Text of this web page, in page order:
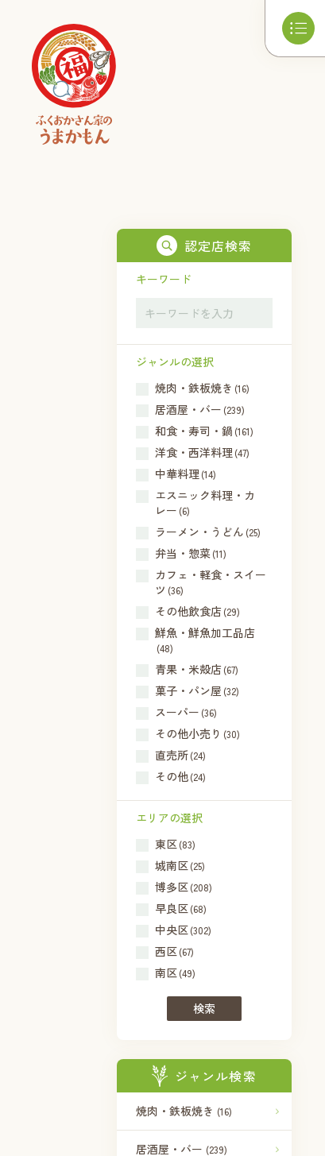
認定店検索
キーワード
ジャンルの選択
焼肉・鉄板焼き (16)
居酒屋・バー (239)
和食・寿司・鍋 (161)
洋食・西洋料理 (47)
中華料理 (14)
エスニック料理・カ
レー (6)
ラーメン・うどん (25)
弁当・惣菜(11)
カフェ・軽食・スイー
ツ (36)
その他飲食店(29)
鮮魚・鮮魚加工品店
(48)
青果・米殻店(67)
菓子・パン屋 (32)
スーパー (36)
その他小売り (30)
直売所(24)
その他(24)
エリアの選択
東区(83)
城南区(25)
博多区(208)
早良区(68)
中央区(302)
西区(67)
南区(49)
検索
ジャンル検索
焼肉・鉄板焼き (16)
居酒屋・バー (239)